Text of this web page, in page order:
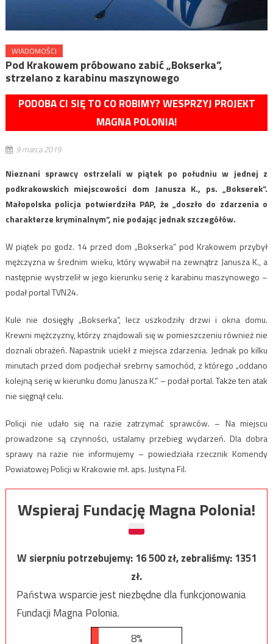
WIADOMOŚCI
Pod Krakowem próbowano zabić „Bokserka”,
strzelano z karabinu maszynowego
PODOBA CI SIĘ TO CO ROBIMY? WESPRZYJ PROJEKT
MAGNA POLONIA!
9 marca 2019
Nieznani sprawcy ostrzelali w piątek po południu w jednej z
podkrakowskich miejscowości dom Janusza K., ps. „Bokserek”.
Małopolska policja potwierdziła PAP, że „doszło do zdarzenia o
charakterze kryminalnym”, nie podając jednak szczegółów.
W piątek po godz. 14 przed dom „Bokserka” pod Krakowem przybył
mężczyzna w średnim wieku, który wywabił na zewnątrz Janusza K., a
następnie wystrzelił w jego kierunku serię z karabinu maszynowego –
podał portal TVN24.
Kule nie dosięgły „Bokserka”, lecz uszkodziły drzwi i okna domu.
Krewni mężczyzny, którzy znajdowali się w pomieszczeniu również nie
doznali obrażeń. Napastnik uciekł z miejsca zdarzenia. Jednak po kilku
minutach przed dom podjechał srebrny samochód, z którego „oddano
kolejną serię w kierunku domu Janusza K.” – podał portal. Także ten atak
nie sięgnął celu.
Policji nie udało się na razie zatrzymać sprawców. – Na miejscu
prowadzone są czynności, ustalamy przebieg wydarzeń. Dla dobra
sprawy na razie nie informujemy – powiedziała rzecznik Komendy
Powiatowej Policji w Krakowie mł. aps. Justyna Fil.
Wspieraj Fundację Magna Polonia!
W sierpniu potrzebujemy:16 500zł, zebraliśmy:1351
zł.
Państwa wsparcie jest niezbędne dla funkcjonowania
Fundacji Magna Polonia.
8%